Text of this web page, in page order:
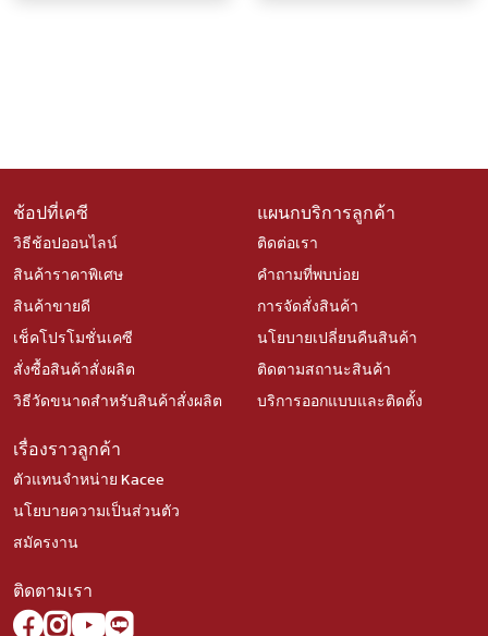
ช้อปที่เคซี
วิธีช้อปออนไลน์
สินค้าราคาพิเศษ
สินค้าขายดี
เช็คโปรโมชั่นเคซี
สั่งซื้อสินค้าสั่งผลิต
วิธีวัดขนาดสำหรับสินค้าสั่งผลิต
แผนกบริการลูกค้า
ติดต่อเรา
คำถามที่พบบ่อย
การจัดสั่งสินค้า
นโยบายเปลี่ยนคืนสินค้า
ติดตามสถานะสินค้า
บริการออกแบบและติดตั้ง
เรื่องราวลูกค้า
ตัวแทนจำหน่าย Kacee
นโยบายความเป็นส่วนตัว
สมัครงาน
ติดตามเรา